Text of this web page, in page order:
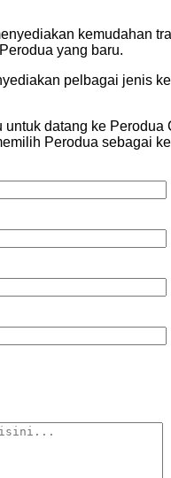
kemudahan
yang baru.
pelbagai jenis
untuk datang ke
Perodua sebagai